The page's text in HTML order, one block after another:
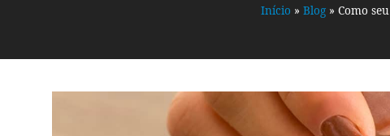
Início » Blog» Como